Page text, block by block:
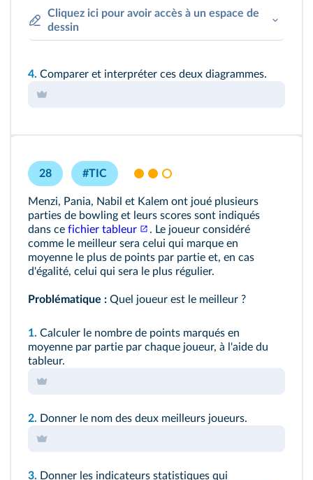
Cliquez ici pour avoir accès à un espace de
dessin
4. Comparer et interpréter ces deux diagrammes.
28 #TIC
Menzi, Pania, Nabil et Kalem ont joué plusieurs
parties de bowling et leurs scores sont indiqués
dans ce fichier tableur
. Le joueur considéré
comme le meilleur sera celui qui marque en
moyenne le plus de points par partie et, en cas
d'égalité, celui qui sera le plus régulier.
Problématique : Quel joueur est le meilleur ?
1. Calculer le nombre de points marqués en
moyenne par partie par chaque joueur, à l'aide du
tableur.
2. Donner le nom des deux meilleurs joueurs.
3. Donner les indicateurs statistiques qui